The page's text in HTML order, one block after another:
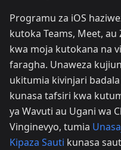
Programu za iOS
kutoka Teams, Meet, au
kwa moja kutokana na
faragha. Unaweza
ukitumia kivinjari badala
kunasa tafsiri kwa
ya Wavuti au Ugani wa
Vinginevyo, tumia
Kipaza Sauti kunasa